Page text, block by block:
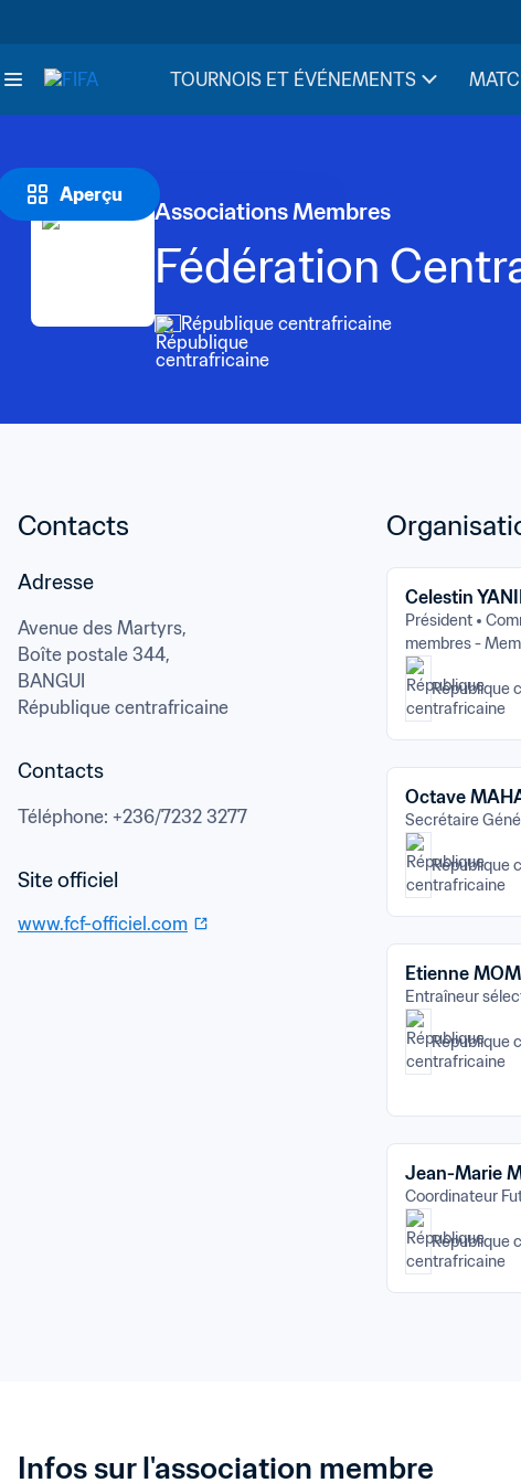
TOURNOIS ET ÉVÉNEMENTS
Aperçu
Associations Membres
Fédération
République centrafricaine
Contacts
Adresse
Avenue des Martyrs,
Boîte postale 344,
BANGUI
République centrafricaine
Contacts
Téléphone: +236/7232 3277
www.fcf-officiel.com
Celestin
Président
membres -
République
Octave
Secrétaire
République
Etienne
Entraîneur
République
Jean-Marie
Coordinateur
République
Infos sur l'association membre